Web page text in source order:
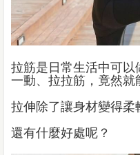
拉筋是日常生活中可
一動、拉拉筋，竟然就
拉伸除了讓身材變得柔
還有什麼好處呢？